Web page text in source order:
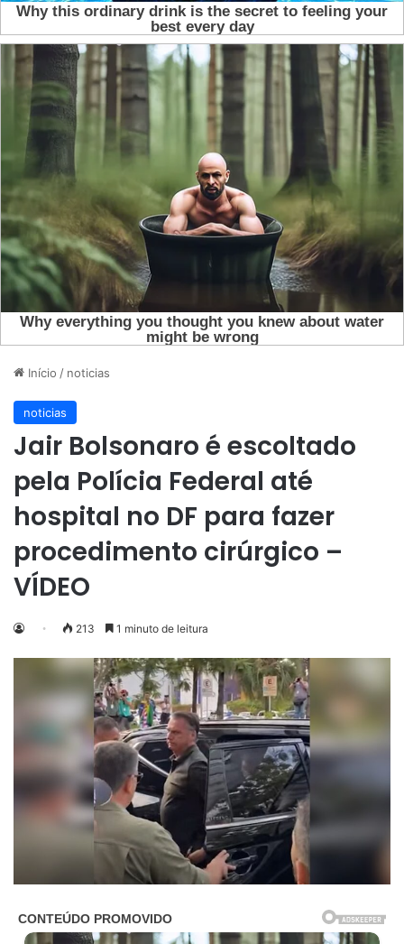
Início / noticias
noticias
Jair Bolsonaro é escoltado
pela Polícia Federal até
hospital no DF para fazer
procedimento cirúrgico –
VÍDEO
213 1 minuto de leitura